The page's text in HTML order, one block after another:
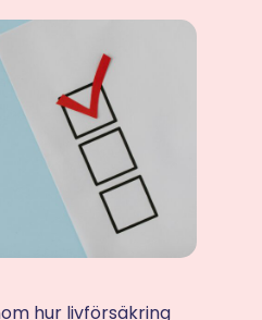
hur livförsäkring